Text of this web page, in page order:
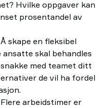
Hvilke oppgaver kan
prosentandel av
skape en fleksibel
skal behandles
med teamet ditt
de vil ha fordel
arbeidstimer er